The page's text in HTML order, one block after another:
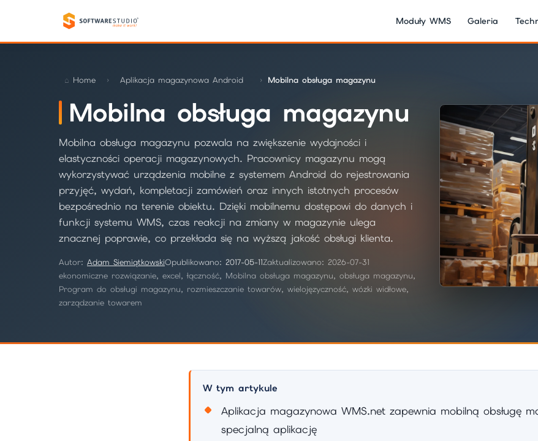
Moduły WMS Galeria
Home Aplikacja magazynowa Android Mobilna obsługa magazynu
Mobilna obsługa magazynu
Mobilna obsługa magazynu pozwala na zwiększenie wydajności i
elastyczności operacji magazynowych. Pracownicy magazynu mogą
wykorzystywać urządzenia mobilne z systemem Android do rejestrowania
przyjęć, wydań, kompletacji zamówień oraz innych istotnych procesów
bezpośrednio na terenie obiektu. Dzięki mobilnemu dostępowi do danych i
funkcji systemu WMS, czas reakcji na zmiany w magazynie ulega
znacznej poprawie, co przekłada się na wyższą jakość obsługi klienta.
Autor: Adam SiemiątkowskiOpublikowano: 2017-05-11Zaktualizowano: 2026-07-31
ekonomiczne rozwiązanie, excel, łączność, Mobilna obsługa magazynu, obsługa magazynu,
Program do obsługi magazynu, rozmieszczanie towarów, wielojęzyczność, wózki widłowe,
zarządzanie towarem
W tym artykule
Aplikacja magazynowa WMS.net zapewnia mobilną obsługę
specjalną aplikację